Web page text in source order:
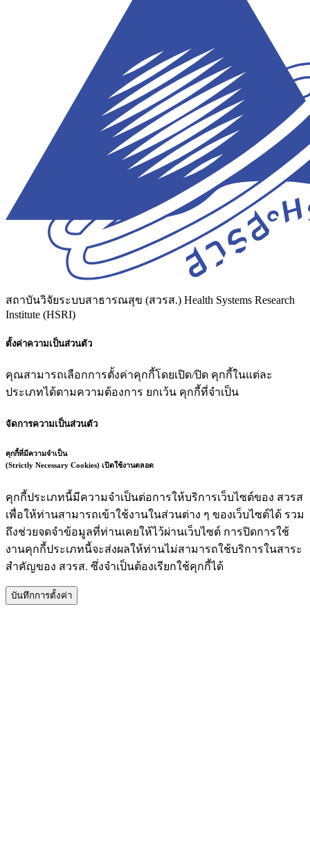
สถาบันวิจัยระบบสาธารณสุข (สวรส.) Health Systems Research
Institute (HSRI)
ตั้งค่าความเป็นส่วนตัว
คุณสามารถเลือกการตั้งค่าคุกกี้โดยเปิด/ปิด คุกกี้ในแต่ละ
ประเภทได้ตามความต้องการ ยกเว้น คุกกี้ที่จำเป็น
จัดการความเป็นส่วนตัว
คุกกี้ที่มีความจำเป็น
(Strictly Necessary Cookies) เปิดใช้งานตลอด
คุกกี้ประเภทนี้มีความจำเป็นต่อการให้บริการเว็บไซต์ของ สวรส
เพื่อให้ท่านสามารถเข้าใช้งานในส่วนต่าง ๆ ของเว็บไซต์ได้ รวม
ถึงช่วยจดจำข้อมูลที่ท่านเคยให้ไว้ผ่านเว็บไซต์ การปิดการใช้
งานคุกกี้ประเภทนี้จะส่งผลให้ท่านไม่สามารถใช้บริการในสาระ
สำคัญของ สวรส. ซึ่งจำเป็นต้องเรียกใช้คุกกี้ได้
บันทึกการตั้งค่า